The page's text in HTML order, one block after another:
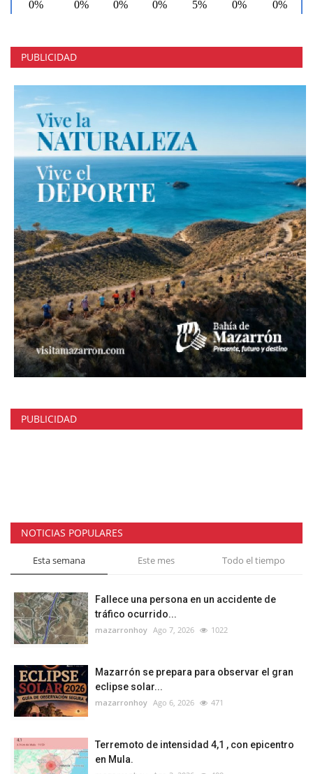
PUBLICIDAD
PUBLICIDAD
NOTICIAS POPULARES
Esta semana Este mes Todo el tiempo
Fallece una persona en un accidente de
tráfico ocurrido...
mazarronhoy Ago 7, 2026 1022
Mazarrón se prepara para observar el gran
eclipse solar...
mazarronhoy Ago 6, 2026 471
Terremoto de intensidad 4,1 , con epicentro
en Mula.